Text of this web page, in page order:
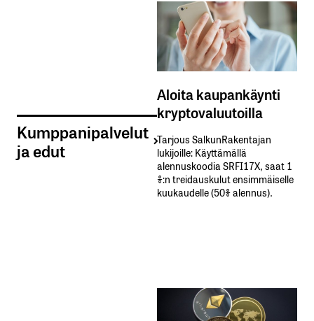
Kumppanipalvelut
ja edut
Aloita kaupankäynti
kryptovaluutoilla
Tarjous SalkunRakentajan
lukijoille: Käyttämällä​ ​
alennuskoodia​ ​SRFI17X,​ ​saat​ ​1
%:n treidauskulut​ ​ensimmäiselle​ ​
kuukaudelle​ ​(50%​ ​alennus).